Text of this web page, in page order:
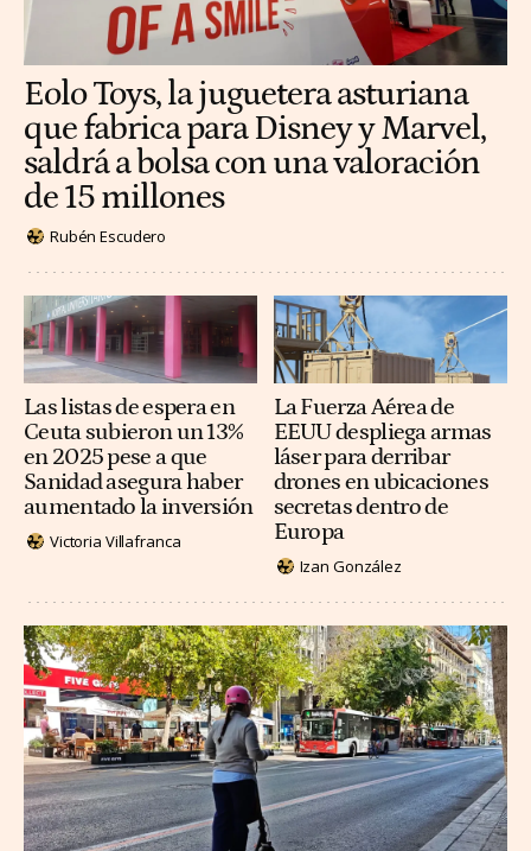
Eolo Toys, la juguetera asturiana
que fabrica para Disney y Marvel,
saldrá a bolsa con una valoración
de 15 millones
Rubén Escudero
Las listas de espera en
Ceuta subieron un 13%
en 2025 pese a que
Sanidad asegura haber
aumentado la inversión
Victoria Villafranca
La Fuerza Aérea de
EEUU despliega armas
láser para derribar
drones en ubicaciones
secretas dentro de
Europa
Izan González